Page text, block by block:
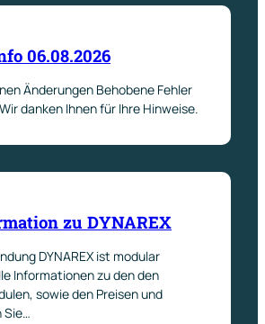
06.08.2026
Änderungen Behobene Fehler
danken Ihnen für Ihre Hinweise.
zu DYNAREX
DYNAREX ist modular
Informationen zu den den
sowie den Preisen und
Sie…